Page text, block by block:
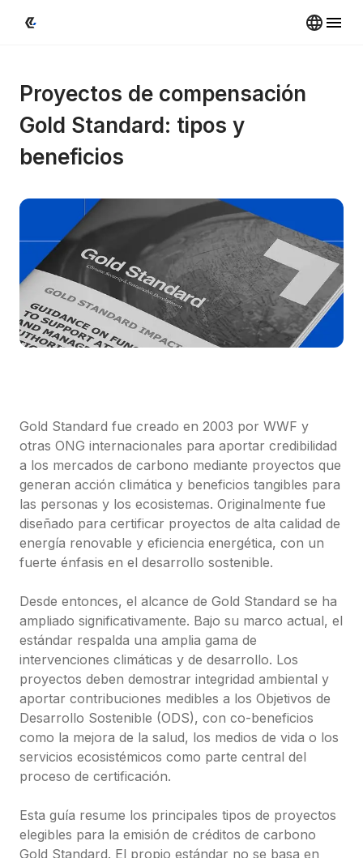
Proyectos de compensación
Gold Standard: tipos y
beneficios
Gold Standard fue creado en 2003 por WWF y
otras ONG internacionales para aportar credibilidad
a los mercados de carbono mediante proyectos que
generan acción climática y beneficios tangibles para
las personas y los ecosistemas. Originalmente fue
diseñado para certificar proyectos de alta calidad de
energía renovable y eficiencia energética, con un
fuerte énfasis en el desarrollo sostenible.
Desde entonces, el alcance de Gold Standard se ha
ampliado significativamente. Bajo su marco actual, el
estándar respalda una amplia gama de
intervenciones climáticas y de desarrollo. Los
proyectos deben demostrar integridad ambiental y
aportar contribuciones medibles a los Objetivos de
Desarrollo Sostenible (ODS), con co-beneficios
como la mejora de la salud, los medios de vida o los
servicios ecosistémicos como parte central del
proceso de certificación.
Esta guía resume los principales tipos de proyectos
elegibles para la emisión de créditos de carbono
Gold Standard. El propio estándar no se basa en